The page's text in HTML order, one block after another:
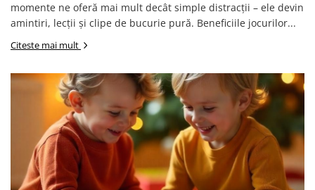
momente ne oferă mai mult decât simple distracții – ele devin
amintiri, lecții și clipe de bucurie pură. Beneficiile jocurilor...
Citeste mai mult